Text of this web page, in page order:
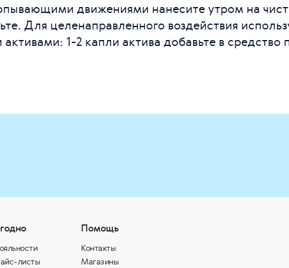
движениями нанесите утром на
Для целенаправленного воздействия
1-2 капли актива добавьте в средство
листы
Помощь
Контакты
Магазины